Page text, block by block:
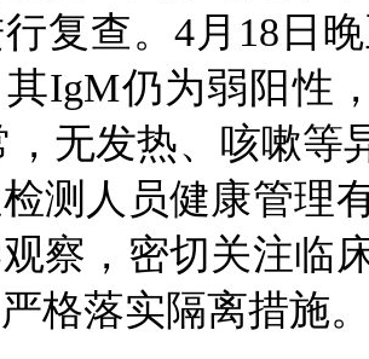
复查。4月18日
IgM仍为弱阳性
，无发热、咳嗽等
测人员健康管理
察，密切关注临
格落实隔离措施